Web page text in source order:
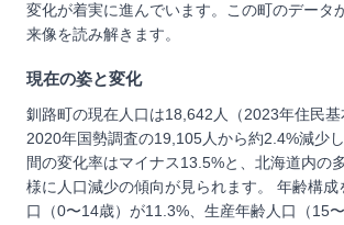
変化が着実に進んでいます。この町のデータ
来像を読み解きます。
現在の姿と変化
釧路町の現在人口は18,642人（2023年住民基
2020年国勢調査の19,105人から約2.4%減少
間の変化率はマイナス13.5%と、北海道内の
様に人口減少の傾向が見られます。 年齢構成
口（0〜14歳）が11.3%、生産年齢人口（15